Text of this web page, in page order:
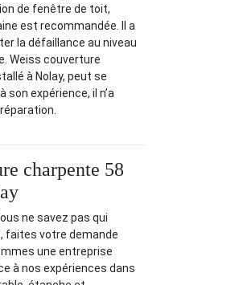
de fenêtre de toit,
est recommandée. Il a
la défaillance au niveau
Weiss couverture
à Nolay, peut se
son expérience, il n’a
charpente 58
ne savez pas qui
faites votre demande
une entreprise
à nos expériences dans